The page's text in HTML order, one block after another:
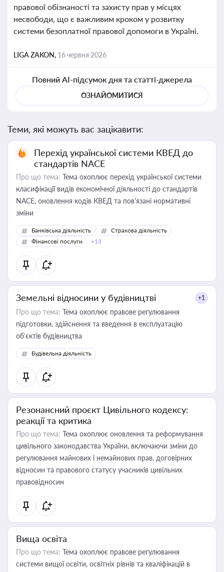
правової обізнаності та захисту прав у місцях
несвободи, що є важливим кроком у розвитку
системи безоплатної правової допомоги в Україні.
LIGA ZAKON, 16 червня 2026
Повний AI-підсумок дня та статті-джерела
ОЗНАЙОМИТИСЯ
Теми, які можуть вас зацікавити:
Перехід української системи КВЕД до
стандартів NACE
Про що тема: Тема охоплює перехід української системи
класифікації видів економічної діяльності до стандартів
NACE, оновлення кодів КВЕД та пов'язані нормативні
зміни
Банківська діяльність
Страхова діяльність
Фінансові послуги
+13
Земельні відносини у будівництві +1
Про що тема: Тема охоплює правове регулювання
підготовки, здійснення та введення в експлуатацію
об’єктів будівництва
Будівельна діяльність
Резонансний проєкт Цивільного кодексу:
реакції та критика
Про що тема: Тема охоплює оновлення та реформування
цивільного законодавства України, включаючи зміни до
регулювання майнових і немайнових прав, договірних
відносин та правового статусу учасників цивільних
правовідносин
Вища освіта
Про що тема: Тема охоплює правове регулювання
системи вищої освіти, освітніх рівнів та кваліфікацій в